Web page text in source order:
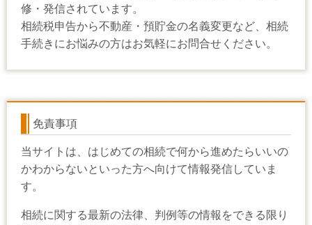
修・発信されています。
相続税申告から不動産・預貯金の名義変更など、相続
手続きにお悩みの方はお気軽にお問合せください。
免責事項
当サイトは、はじめての相続で何から進めたらいいの
かわからないといった方へ向けて情報発信していま
す。
相続に関する最新の法律、判例等の情報をできる限り